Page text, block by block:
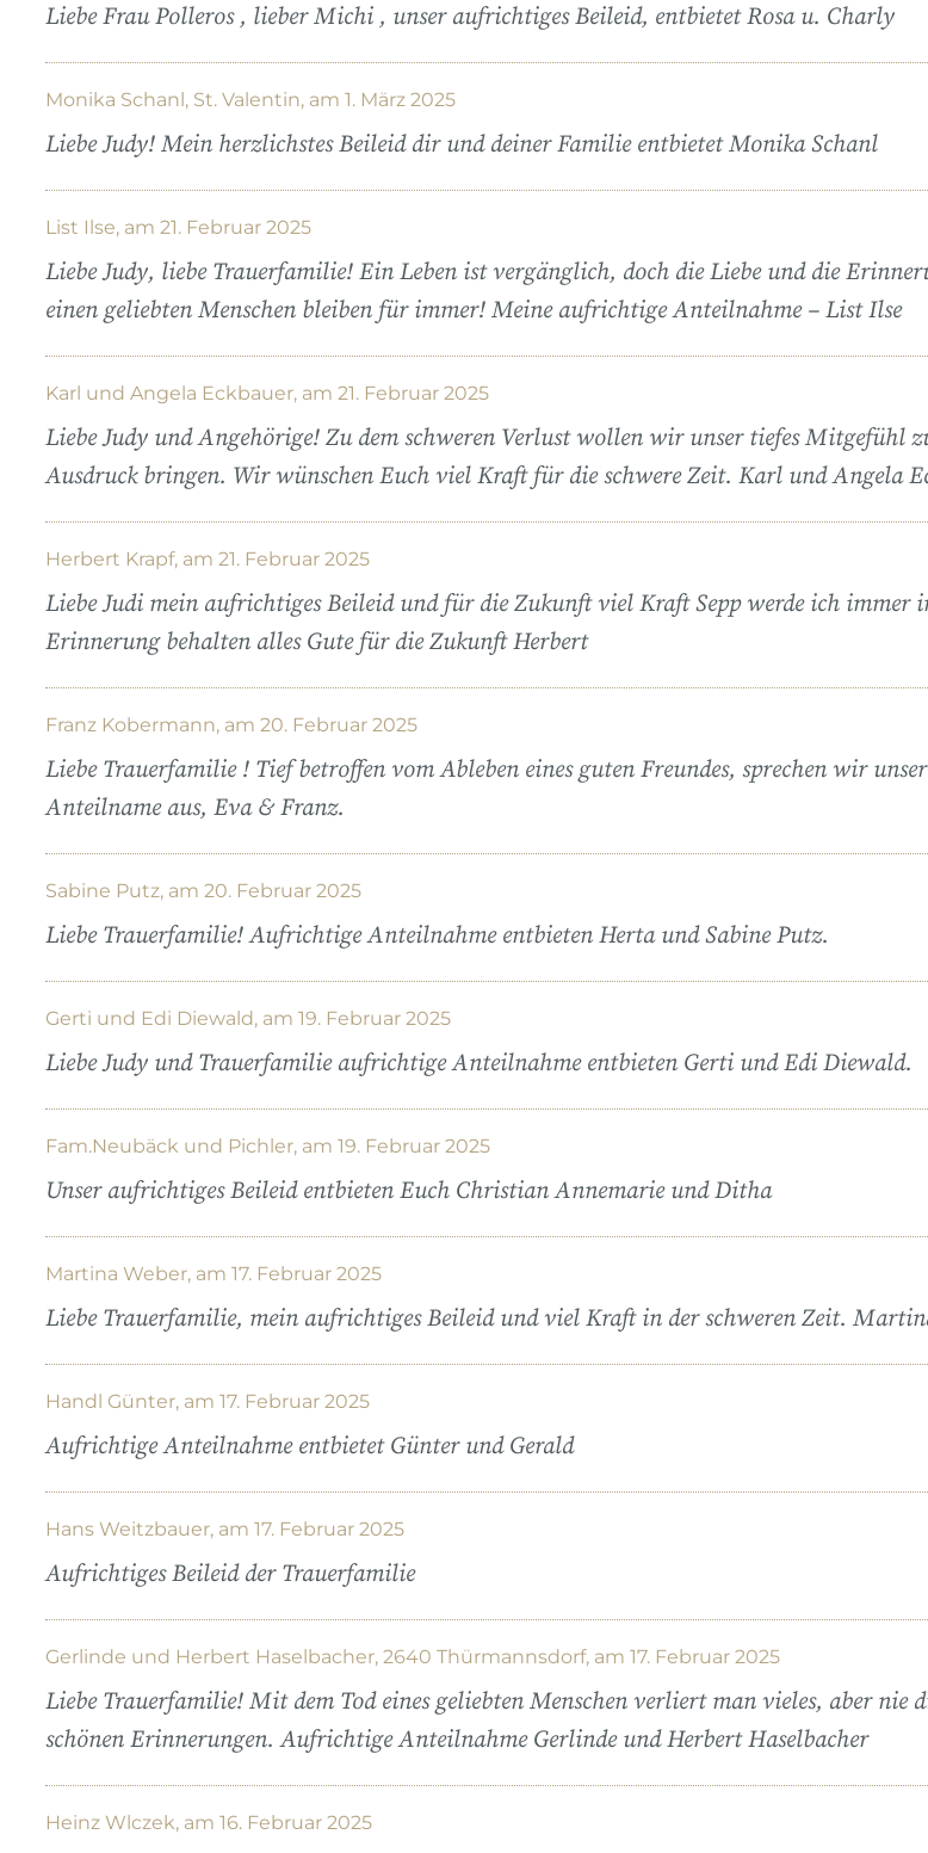
Liebe Frau Polleros , lieber Michi , unser aufrichtiges Beileid, entbietet Rosa u. Charly
Monika Schanl, St. Valentin, am 1. März 2025
Liebe Judy! Mein herzlichstes Beileid dir und deiner Familie entbietet Monika Schanl
List Ilse, am 21. Februar 2025
Liebe Judy, liebe Trauerfamilie! Ein Leben ist vergänglich, doch die Liebe und die
einen geliebten Menschen bleiben für immer! Meine aufrichtige Anteilnahme – List Ilse
Karl und Angela Eckbauer, am 21. Februar 2025
Liebe Judy und Angehörige! Zu dem schweren Verlust wollen wir unser tiefes Mitgefühl
Ausdruck bringen. Wir wünschen Euch viel Kraft für die schwere Zeit. Karl und Angela
Herbert Krapf, am 21. Februar 2025
Liebe Judi mein aufrichtiges Beileid und für die Zukunft viel Kraft Sepp werde ich immer
Erinnerung behalten alles Gute für die Zukunft Herbert
Franz Kobermann, am 20. Februar 2025
Liebe Trauerfamilie ! Tief betroffen vom Ableben eines guten Freundes, sprechen wir
Anteilname aus, Eva & Franz.
Sabine Putz, am 20. Februar 2025
Liebe Trauerfamilie! Aufrichtige Anteilnahme entbieten Herta und Sabine Putz.
Gerti und Edi Diewald, am 19. Februar 2025
Liebe Judy und Trauerfamilie aufrichtige Anteilnahme entbieten Gerti und Edi Diewald.
Fam.Neubäck und Pichler, am 19. Februar 2025
Unser aufrichtiges Beileid entbieten Euch Christian Annemarie und Ditha
Martina Weber, am 17. Februar 2025
Liebe Trauerfamilie, mein aufrichtiges Beileid und viel Kraft in der schweren Zeit.
Handl Günter, am 17. Februar 2025
Aufrichtige Anteilnahme entbietet Günter und Gerald
Hans Weitzbauer, am 17. Februar 2025
Aufrichtiges Beileid der Trauerfamilie
Gerlinde und Herbert Haselbacher, 2640 Thürmannsdorf, am 17. Februar 2025
Liebe Trauerfamilie! Mit dem Tod eines geliebten Menschen verliert man vieles, aber nie
schönen Erinnerungen. Aufrichtige Anteilnahme Gerlinde und Herbert Haselbacher
Heinz Wlczek, am 16. Februar 2025